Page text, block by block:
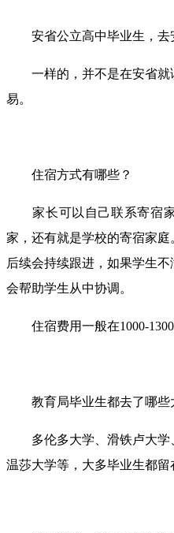
安省公立高中毕业生，去
一样的，并不是在安省就
易。
住宿方式有哪些？
家长可以自己联系寄宿家
家，还有就是学校的寄宿家
后续会持续跟进，如果学生
会帮助学生从中协调。
住宿费用一般在1000-1300
教育局毕业生都去了哪些
多伦多大学、滑铁卢大学
温莎大学等，大多毕业生都留